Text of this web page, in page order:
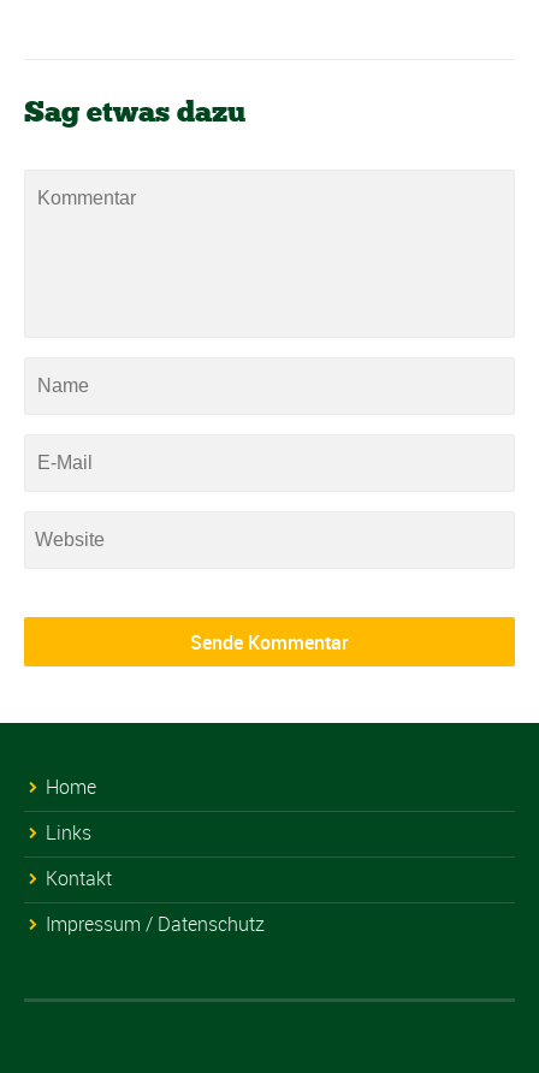
Sag etwas dazu
Home
Links
Kontakt
Impressum / Datenschutz